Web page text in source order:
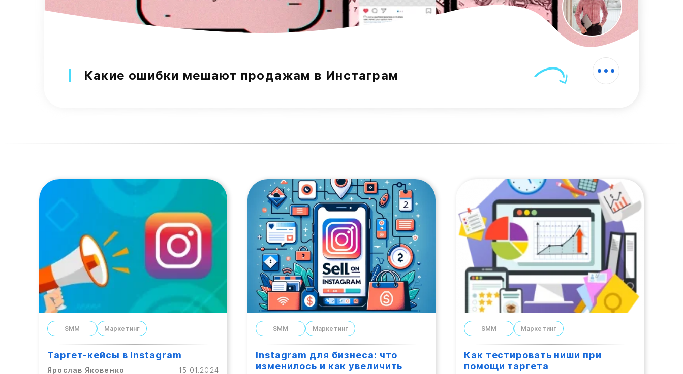
Какие ошибки мешают продажам в Инстаграм
SMM Маркетинг
Таргет-кейсы в Instagram
Ярослав Яковенко 15.01.2024
SMM Маркетинг
Instagram для бизнеса: что
изменилось и как увеличить
SMM Маркетинг
Как тестировать ниши при
помощи таргета